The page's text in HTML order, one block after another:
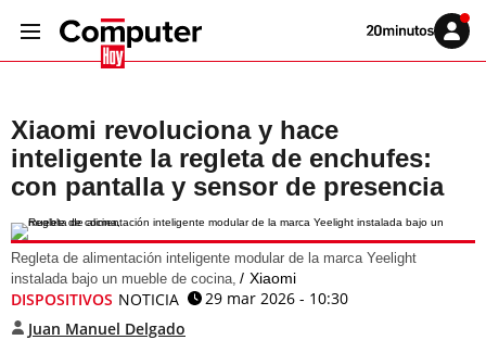
Volver
Iniciar
sesión
Xiaomi revoluciona y hace
inteligente la regleta de enchufes:
con pantalla y sensor de presencia
Regleta de alimentación inteligente modular de la marca Yeelight
instalada bajo un mueble de cocina,
Xiaomi
DISPOSITIVOS NOTICIA
29 mar 2026 - 10:30
Juan Manuel Delgado